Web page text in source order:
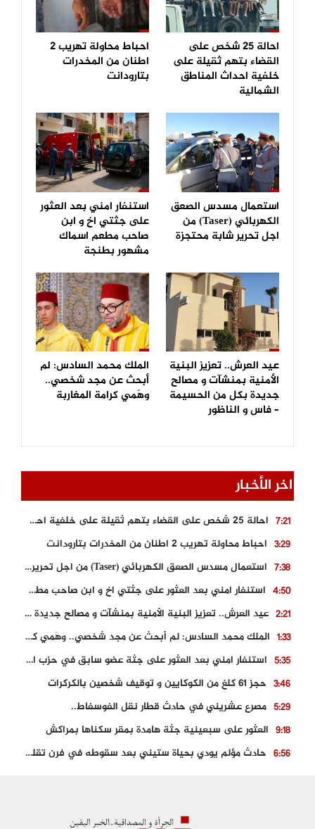
احالة 25 شخص على
القضاء بتهم ثقيلة على
خلفية احداث المناطق
الشمالية
احباط محاولة تهريب 2
اطنان من المخدرات
بتارودانت
استعمال مسدس الصعق
الكهربائي (Taser) من
اجل تحرير شابة محتجزة
استنفار امني بعد العثور
على جثتي اخ و ابن
صاحب مطعم اسماك
مشهور بطنجة
عيد العرش.. تعزيز البنية
الأمنية بمنشآت و مصالح
جديدة بكل من الحسيمة
– فاس و الناظور
الملك محمد السادس: لم
أبحث عن مجد شخصي..
وهَمي كرامة المغاربة
اخر الأخبار
7:21
احالة 25 شخص على القضاء بتهم ثقيلة على خلفية احداث المناطق الشمالية
3:29 احباط محاولة تهريب 2 اطنان من المخدرات بتارودانت
7:38
استعمال مسدس الصعق الكهربائي (Taser) من اجل تحرير شابة محتجزة
4:50
استنفار امني بعد العثور على جثتي اخ و ابن صاحب مطعم اسماك مشهور بطنجة
2:21
عيد العرش.. تعزيز البنية الأمنية بمنشآت و مصالح جديدة بكل من الحسيمة – فاس و الناظور
1:33
الملك محمد السادس: لم أبحث عن مجد شخصي.. وهَمي كرامة المغاربة
5:35
استنفار امني بعد العثور على جثة عضو سابق في حزب المصباح بالقنيطرة..
3:46 حجز 61 كلغ من الكوكايين و توقيف شخصين بالكركرات
5:29 مصرع عشريني في حادث قطار نقل الفوسفاط..
9:18 العثور على سبعينية جثة هامدة بمقر سكناها بمراكش
6:56
حادث مؤلم يودي بحياة ستيني بعد سقوطه في فرن تقليدي “للجير”